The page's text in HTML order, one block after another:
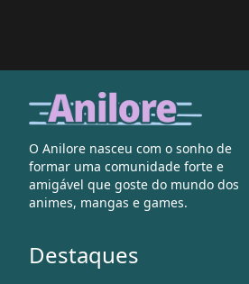
O Anilore nasceu com o sonho de
formar uma comunidade forte e
amigável que goste do mundo dos
animes, mangas e games.
Destaques